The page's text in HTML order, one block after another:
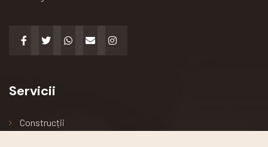
Servicii
Construcții